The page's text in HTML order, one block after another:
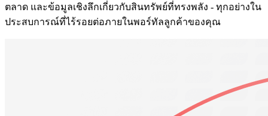
ตลาด และข้อมูลเชิงลึกเกี่ยวกับสินทรัพย์ที่ทรงพลัง - ทุกอย่างใน
ประสบการณ์ที่ไร้รอยต่อภายในพอร์ทัลลูกค้าของคุณ